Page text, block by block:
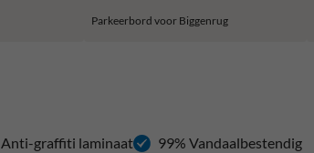
Parkeerbord voor Biggenrug
Anti-graffiti laminaat 99% Vandaalbestendig